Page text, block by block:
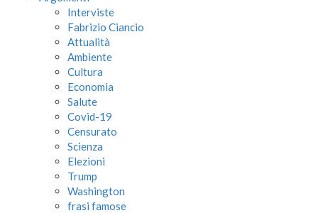
Interviste
Fabrizio Ciancio
Attualità
Ambiente
Cultura
Economia
Salute
Covid-19
Censurato
Scienza
Elezioni
Trump
Washington
frasi famose